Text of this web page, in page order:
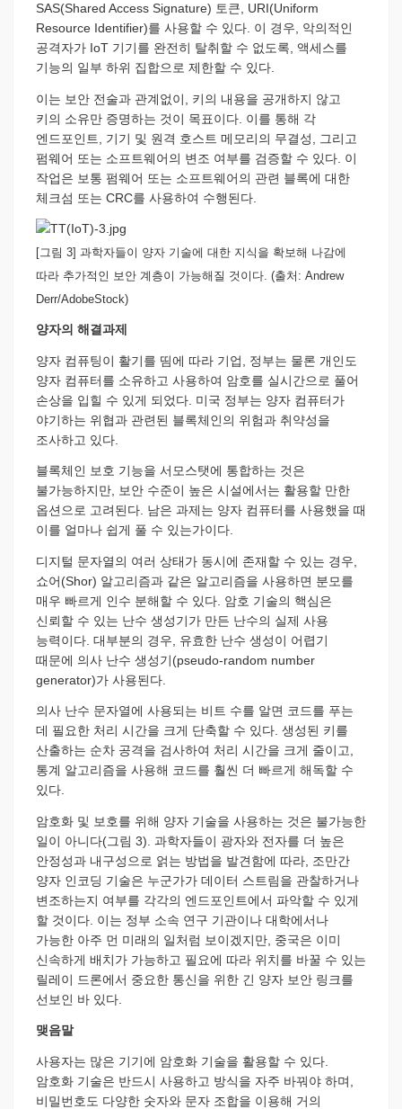
SAS(Shared Access Signature) 토큰, URI(Uniform
Resource Identifier)를 사용할 수 있다. 이 경우, 악의적인
공격자가 IoT 기기를 완전히 탈취할 수 없도록, 액세스를
기능의 일부 하위 집합으로 제한할 수 있다.
이는 보안 전술과 관계없이, 키의 내용을 공개하지 않고
키의 소유만 증명하는 것이 목표이다. 이를 통해 각
엔드포인트, 기기 및 원격 호스트 메모리의 무결성, 그리고
펌웨어 또는 소프트웨어의 변조 여부를 검증할 수 있다. 이
작업은 보통 펌웨어 또는 소프트웨어의 관련 블록에 대한
체크섬 또는 CRC를 사용하여 수행된다.
[그림 3] 과학자들이 양자 기술에 대한 지식을 확보해 나감에
따라 추가적인 보안 계층이 가능해질 것이다. (출처: Andrew
Derr/AdobeStock)
양자의 해결과제
양자 컴퓨팅이 활기를 띰에 따라 기업, 정부는 물론 개인도
양자 컴퓨터를 소유하고 사용하여 암호를 실시간으로 풀어
손상을 입힐 수 있게 되었다. 미국 정부는 양자 컴퓨터가
야기하는 위협과 관련된 블록체인의 위험과 취약성을
조사하고 있다.
블록체인 보호 기능을 서모스탯에 통합하는 것은
불가능하지만, 보안 수준이 높은 시설에서는 활용할 만한
옵션으로 고려된다. 남은 과제는 양자 컴퓨터를 사용했을 때
이를 얼마나 쉽게 풀 수 있는가이다.
디지털 문자열의 여러 상태가 동시에 존재할 수 있는 경우,
쇼어(Shor) 알고리즘과 같은 알고리즘을 사용하면 분모를
매우 빠르게 인수 분해할 수 있다. 암호 기술의 핵심은
신뢰할 수 있는 난수 생성기가 만든 난수의 실제 사용
능력이다. 대부분의 경우, 유효한 난수 생성이 어렵기
때문에 의사 난수 생성기(pseudo-random number
generator)가 사용된다.
의사 난수 문자열에 사용되는 비트 수를 알면 코드를 푸는
데 필요한 처리 시간을 크게 단축할 수 있다. 생성된 키를
산출하는 순차 공격을 검사하여 처리 시간을 크게 줄이고,
통계 알고리즘을 사용해 코드를 훨씬 더 빠르게 해독할 수
있다.
암호화 및 보호를 위해 양자 기술을 사용하는 것은 불가능한
일이 아니다(그림 3). 과학자들이 광자와 전자를 더 높은
안정성과 내구성으로 얽는 방법을 발견함에 따라, 조만간
양자 인코딩 기술은 누군가가 데이터 스트림을 관찰하거나
변조하는지 여부를 각각의 엔드포인트에서 파악할 수 있게
할 것이다. 이는 정부 소속 연구 기관이나 대학에서나
가능한 아주 먼 미래의 일처럼 보이겠지만, 중국은 이미
신속하게 배치가 가능하고 필요에 따라 위치를 바꿀 수 있는
릴레이 드론에서 중요한 통신을 위한 긴 양자 보안 링크를
선보인 바 있다.
맺음말
사용자는 많은 기기에 암호화 기술을 활용할 수 있다.
암호화 기술은 반드시 사용하고 방식을 자주 바꿔야 하며,
비밀번호도 다양한 숫자와 문자 조합을 이용해 거의